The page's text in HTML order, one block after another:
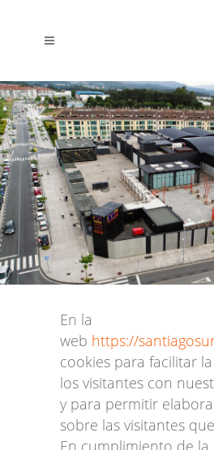
En la
web https://
cookies para facilitar
los visitantes con
y para permitir
sobre las visitantes
En cumplimiento de la